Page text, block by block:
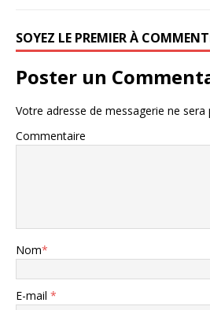
SOYEZ LE PREMIER À
Poster un
Votre adresse de messagerie ne sera
Commentaire
Nom*
E-mail *